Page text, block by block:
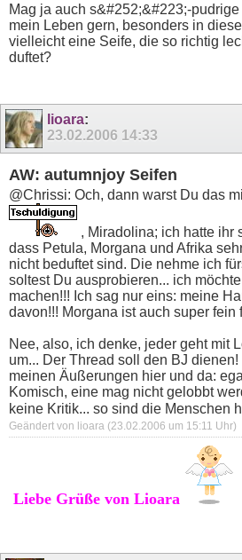
Mag ja auch s&#252;&#223;-
mein Leben gern, besonders in
vielleicht eine Seife, die so richtig
duftet?
lioara:
23.02.2006 14:33
AW: autumnjoy Seifen
@Chrissi: Och, dann warst Du das
, Miradolina; ich hatte ihr
dass Petula, Morgana und Afrika
nicht beduftet sind. Die nehme ich
soltest Du ausprobieren... ich
machen!!! Ich sag nur eins: meine
davon!!! Morgana ist auch super fein
Nee, also, ich denke, jeder geht mit
um... Der Thread soll den BJ
meinen Äußerungen hier und da:
Komisch, eine mag nicht gelobbt
keine Kritik... so sind die Menschen
Geändert von lioara (23.02.2006 um 15:11 Uhr)
Liebe Grüße von Lioara